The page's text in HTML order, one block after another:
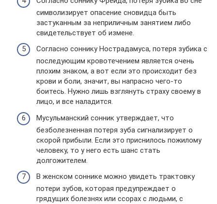
символизирует опасение сновидца быть
застуканным за неприличным занятием либо
свидетельствует об измене.
Согласно соннику Нострадамуса, потеря зубика с
последующим кровотечением является очень
плохим знаком, а вот если это происходит без
крови и боли, значит, вы напрасно чего-то
боитесь. Нужно лишь взглянуть страху своему в
лицо, и все наладится.
Мусульманский сонник утверждает, что
безболезненная потеря зуба сигнализирует о
скорой прибыли. Если это приснилось пожилому
человеку, то у него есть шанс стать
долгожителем.
В женском соннике можно увидеть трактовку
потери зубов, которая предупреждает о
грядущих болезнях или ссорах с людьми, с